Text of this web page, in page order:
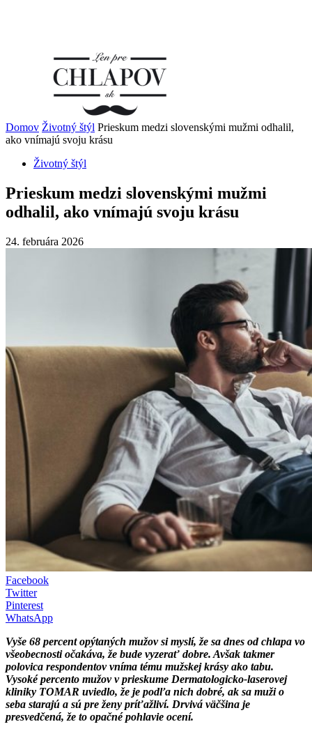
Domov Životný štýl Prieskum medzi slovenskými mužmi odhalil,
ako vnímajú svoju krásu
Životný štýl
Prieskum medzi slovenskými mužmi
odhalil, ako vnímajú svoju krásu
24. februára 2026
Facebook
Twitter
Pinterest
WhatsApp
Vyše 68 percent opýtaných mužov si myslí, že sa dnes od chlapa vo
všeobecnosti očakáva, že bude vyzerať dobre. Avšak takmer
polovica respondentov vníma tému mužskej krásy ako tabu.
Vysoké percento mužov v prieskume Dermatologicko-laserovej
kliniky TOMAR uviedlo, že je podľa nich dobré, ak sa muži o
seba starajú a sú pre ženy príťažliví. Drvivá väčšina je
presvedčená, že to opačné pohlavie ocení.